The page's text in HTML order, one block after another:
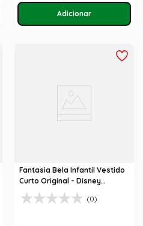
Fantasia Bela Infantil Vestido
Curto Original - Disney
Princesas
(0)